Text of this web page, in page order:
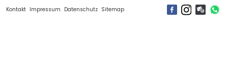
Kontakt Impressum Datenschutz Sitemap